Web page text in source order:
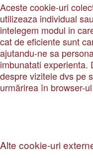
Aceste cookie-uri
utilizeaza individual
intelegem modul in
cat de eficiente sunt
ajutandu-ne sa
imbunatati experienta.
despre vizitele dvs pe
urmărirea în browser-
Alte cookie-uri